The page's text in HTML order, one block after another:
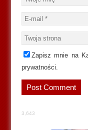
Zapisz mnie na
prywatności.
3,643